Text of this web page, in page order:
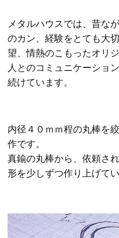
メ タルハウスでは、昔な
のカン、経験をとても大
望、情熱のこもったオリ
人とのコミュニケーショ
続けています。
内径４０ｍｍ程の丸棒を
作です。
真鍮の丸棒から、依頼さ
形を少しずつ作り上げてい